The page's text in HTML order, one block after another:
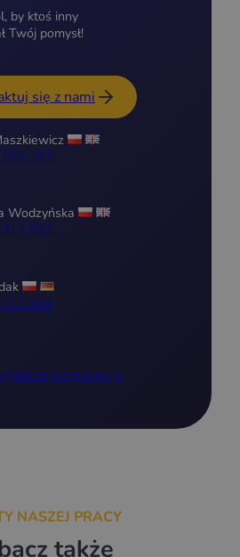
by ktoś inny
Twój pomysł!
się z nami
167
Wodzyńska
031
894
NASZEJ PRACY
także